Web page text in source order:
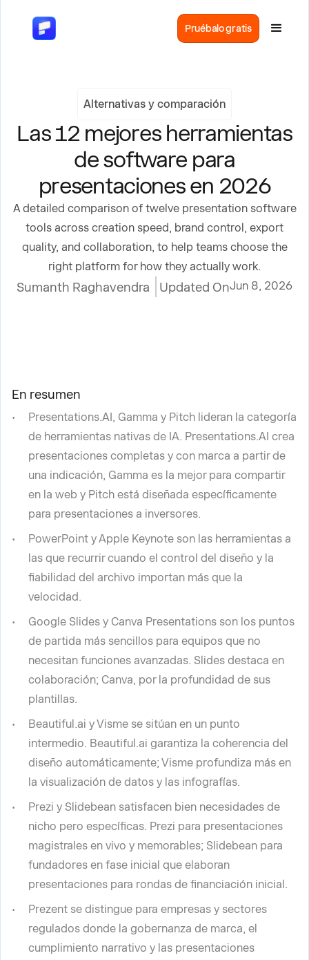
Pruébalo gratis
Alternativas y comparación
Las 12 mejores herramientas
de software para
presentaciones en 2026
A detailed comparison of twelve presentation software
tools across creation speed, brand control, export
quality, and collaboration, to help teams choose the
right platform for how they actually work.
Sumanth Raghavendra Updated OnJun 8, 2026
En resumen
Presentations.AI, Gamma y Pitch lideran la categoría
de herramientas nativas de IA. Presentations.AI crea
presentaciones completas y con marca a partir de
una indicación, Gamma es la mejor para compartir
en la web y Pitch está diseñada específicamente
para presentaciones a inversores.
PowerPoint y Apple Keynote son las herramientas a
las que recurrir cuando el control del diseño y la
fiabilidad del archivo importan más que la
velocidad.
Google Slides y Canva Presentations son los puntos
de partida más sencillos para equipos que no
necesitan funciones avanzadas. Slides destaca en
colaboración; Canva, por la profundidad de sus
plantillas.
Beautiful.ai y Visme se sitúan en un punto
intermedio. Beautiful.ai garantiza la coherencia del
diseño automáticamente; Visme profundiza más en
la visualización de datos y las infografías.
Prezi y Slidebean satisfacen bien necesidades de
nicho pero específicas. Prezi para presentaciones
magistrales en vivo y memorables; Slidebean para
fundadores en fase inicial que elaboran
presentaciones para rondas de financiación inicial.
Prezent se distingue para empresas y sectores
regulados donde la gobernanza de marca, el
cumplimiento narrativo y las presentaciones